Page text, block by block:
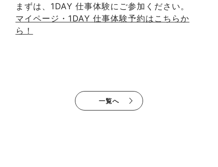
まずは、1DAY 仕事体験にご参加ください。
マイページ・1DAY 仕事体験予約はこちらか
ら！
一覧へ